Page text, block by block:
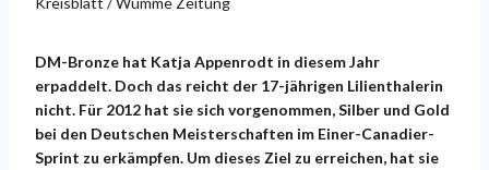
DM-Bronze hat Katja Appenrodt in diesem Jahr
erpaddelt. Doch das reicht der 17-jährigen Lilienthalerin
nicht. Für 2012 hat sie sich vorgenommen, Silber und Gold
bei den Deutschen Meisterschaften im Einer-Canadier-
Sprint zu erkämpfen. Um dieses Ziel zu erreichen, hat sie